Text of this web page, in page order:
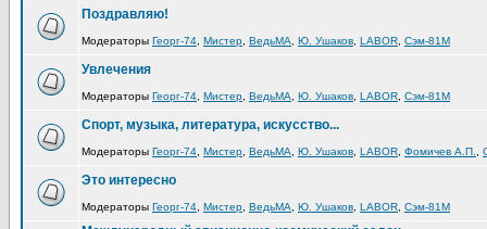
Поздравляю!
Модераторы Георг-74 Мистер ВедьМА Ю. Ушаков LABOR Сэм-81М
Увлечения
Модераторы Георг-74 Мистер ВедьМА Ю. Ушаков LABOR Сэм-81М
Спорт, музыка, литература, искусство...
Модераторы Георг-74 Мистер ВедьМА Ю. Ушаков LABOR Фомичев А.П.
Это интересно
Модераторы Георг-74 Мистер ВедьМА Ю. Ушаков LABOR Сэм-81М